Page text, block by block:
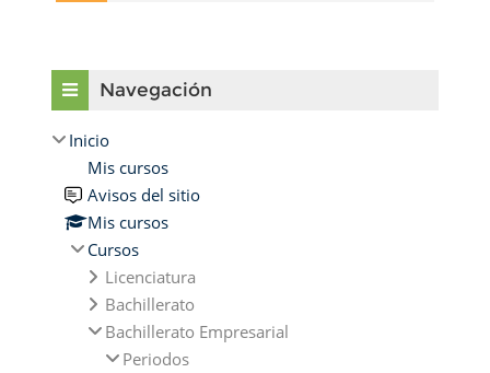
Navegación
Inicio
Mis cursos
Avisos del sitio
Mis cursos
Cursos
Licenciatura
Bachillerato
Bachillerato Empresarial
Periodos